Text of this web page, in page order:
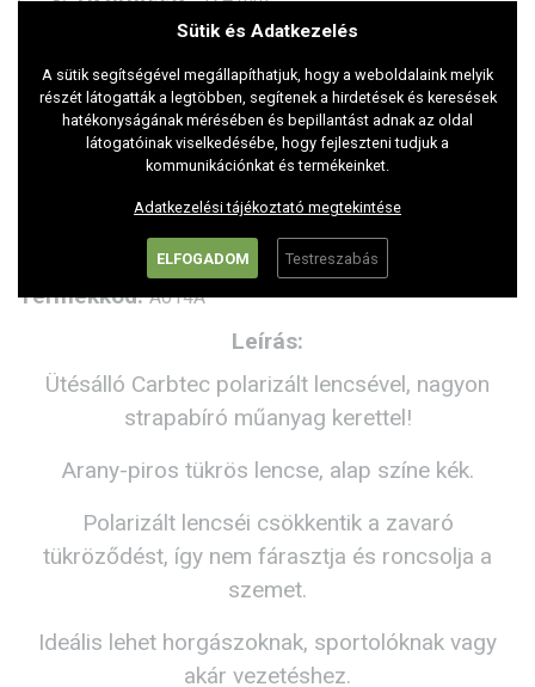
Két lencse közti távolság: 18 mm
2 szár közötti távolság: 105 mm
Lencse magasság: 43 mm
Lencse szélesség: 57 mm
Termékkód:A014A
Leírás:
Ütésálló Carbtec polarizált lencsével, nagyon
strapabíró műanyag kerettel!
Arany-piros tükrös lencse, alap színe kék.
Polarizált lencséi csökkentik a zavaró
tükröződést, így nem fárasztja és roncsolja a
szemet.
Ideális lehet horgászoknak, sportolóknak vagy
akár vezetéshez.
Sütik és Adatkezelés
A sütik segítségével megállapíthatjuk, hogy a weboldalaink melyik
részét látogatták a legtöbben, segítenek a hirdetések és keresések
hatékonyságának mérésében és bepillantást adnak az oldal
látogatóinak viselkedésébe, hogy fejleszteni tudjuk a
kommunikációnkat és termékeinket.
Adatkezelési tájékoztató megtekintése
ELFOGADOM Testreszabás